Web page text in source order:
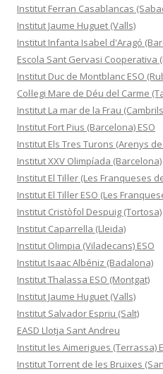
Institut Ferran Casablancas
Institut Jaume Huguet (Valls)
Institut Infanta Isabel d'Aragó
Escola Sant Gervasi Cooperativa
Institut Duc de Montblanc ESO
Col·legi Mare de Déu del Carme
Institut La mar de la Frau
Institut Fort Pius (Barcelona) ESO
Institut Els Tres Turons (Arenys
Institut XXV Olimpíada (Barcelona)
Institut El Til·ler (Les Franqueses
Institut El Til·ler ESO (Les
Institut Cristòfol Despuig (Tortosa)
Institut Caparrella (Lleida)
Institut Olimpia (Viladecans) ESO
Institut Isaac Albéniz (Badalona)
Institut Thalassa ESO (Montgat)
Institut Jaume Huguet (Valls)
Institut Salvador Espriu (Salt)
EASD Llotja Sant Andreu
Institut les Aimerigues (Terrassa)
Institut Torrent de les Bruixes